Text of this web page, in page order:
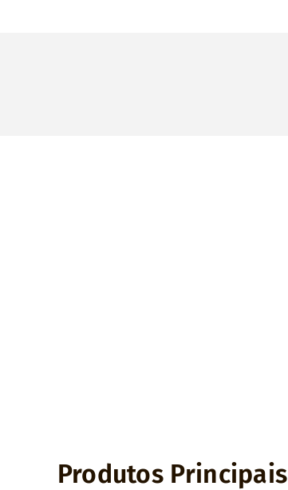
Produtos Principais